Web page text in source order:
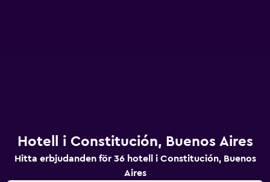
Hotell i Constitución, Buenos Aires
Hitta erbjudanden för 36 hotell i Constitución, Buenos
Aires